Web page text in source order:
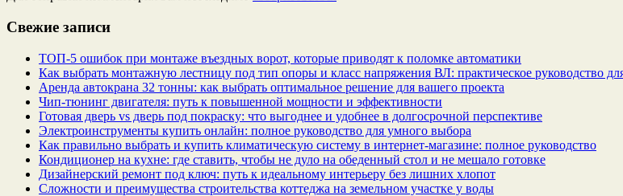
Свежие записи
ТОП-5 ошибок при монтаже въездных ворот, которые приводят к поломке автоматики
Как выбрать монтажную лестницу под тип опоры и класс напряжения ВЛ: практическое руководство
Аренда автокрана 32 тонны: как выбрать оптимальное решение для вашего проекта
Чип‑тюнинг двигателя: путь к повышенной мощности и эффективности
Готовая дверь vs дверь под покраску: что выгоднее и удобнее в долгосрочной перспективе
Электроинструменты купить онлайн: полное руководство для умного выбора
Как правильно выбрать и купить климатическую систему в интернет‑магазине: полное руководство
Кондиционер на кухне: где ставить, чтобы не дуло на обеденный стол и не мешало готовке
Дизайнерский ремонт под ключ: путь к идеальному интерьеру без лишних хлопот
Сложности и преимущества строительства коттеджа на земельном участке у воды